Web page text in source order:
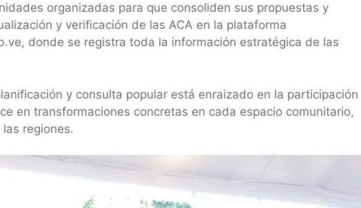
organizadas para que consoliden sus propuestas y
y verificación de las ACA en la plataforma
donde se registra toda la información estratégica de las
y consulta popular está enraizado en la participación
en transformaciones concretas en cada espacio comunitario,
regiones.